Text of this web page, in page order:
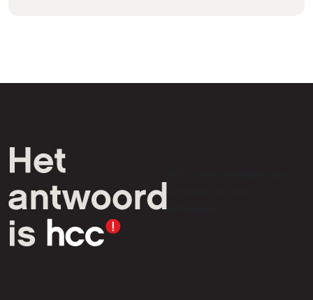
liefhebbers.